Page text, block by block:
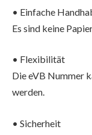
• Einfache
Es sind keine
• Flexibilität
Die eVB Nummer
werden.
• Sicherheit